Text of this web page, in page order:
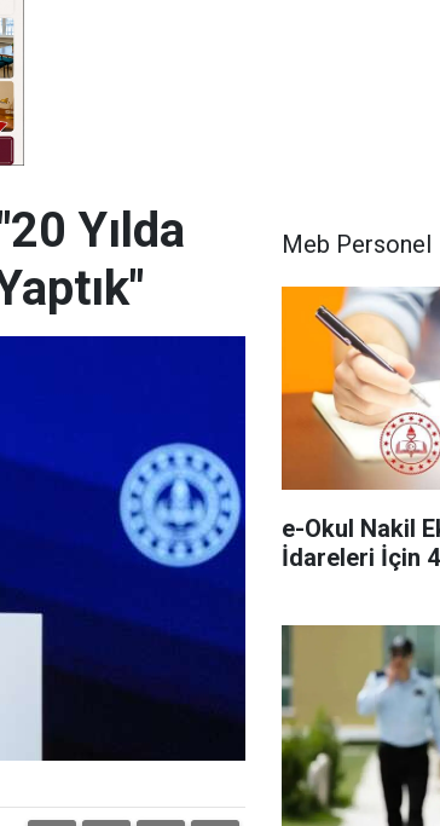
Yılda
Meb Personel
e-Okul Nakil
İdareleri İçin